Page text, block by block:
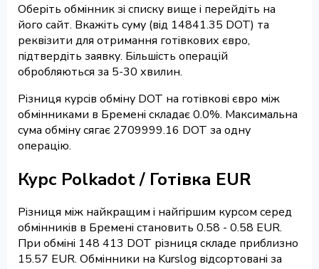
Оберіть обмінник зі списку вище і перейдіть на
його сайт. Вкажіть суму (від 14841.35 DOT) та
реквізити для отримання готівкових євро,
підтвердіть заявку. Більшість операцій
обробляються за 5-30 хвилин.
Різниця курсів обміну DOT на готівкові євро між
обмінниками в Бремені складає 0.0%. Максимальна
сума обміну сягає 2709999.16 DOT за одну
операцію.
Курс Polkadot / Готівка EUR
Різниця між найкращим і найгіршим курсом серед
обмінників в Бремені становить 0.58 - 0.58 EUR.
При обміні 148 413 DOT різниця складе приблизно
15.57 EUR. Обмінники на Kurslog відсортовані за